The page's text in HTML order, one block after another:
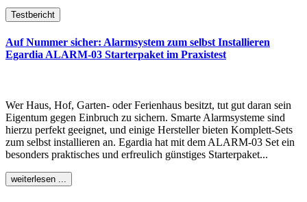
Testbericht
Auf Nummer sicher: Alarmsystem zum selbst Installieren
Egardia ALARM-03 Starterpaket im Praxistest
Wer Haus, Hof, Garten- oder Ferienhaus besitzt, tut gut daran sein
Eigentum gegen Einbruch zu sichern. Smarte Alarmsysteme sind
hierzu perfekt geeignet, und einige Hersteller bieten Komplett-Sets
zum selbst installieren an. Egardia hat mit dem ALARM-03 Set ein
besonders praktisches und erfreulich günstiges Starterpaket...
weiterlesen ...